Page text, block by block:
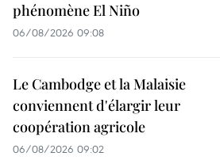
phénomène El Niño
06/08/2026 09:08
Le Cambodge et la Malaisie
conviennent d'élargir leur
coopération agricole
06/08/2026 09:02